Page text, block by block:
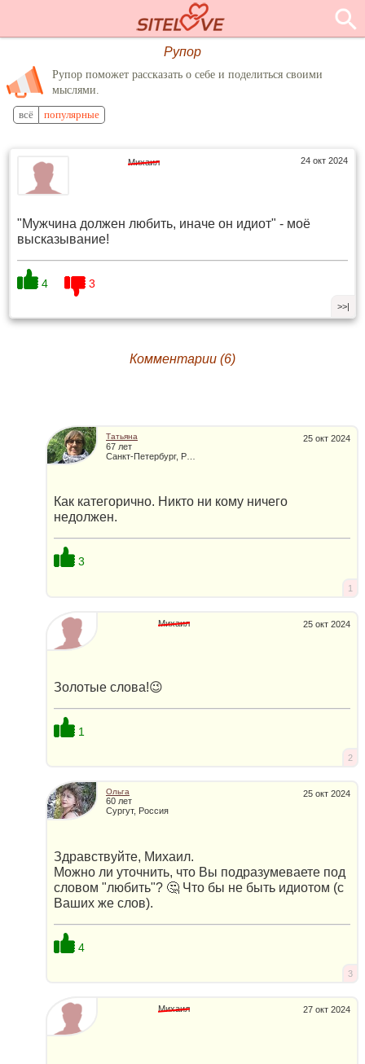
Рупор
Рупор поможет рассказать о себе и поделиться своими
мыслями.
всё популярные
24 окт 2024
Михаил
"Мужчина должен любить, иначе он идиот" - моё
высказывание!
4 3
>>|
Комментарии (6)
25 окт 2024
Татьяна
67 лет
Как категорично. Никто ни кому ничего
недолжен.
3
1
25 окт 2024
Михаил
Золотые слова!😉
1
2
25 окт 2024
Ольга
60 лет
Сургут, Россия
Здравствуйте, Михаил.
Можно ли уточнить, что Вы подразумеваете под
словом "любить"? 🤔 Что бы не быть идиотом (с
Ваших же слов).
4
3
27 окт 2024
Михаил